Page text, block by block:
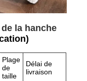
la hanche
Plage
de
taille
Délai de
livraison